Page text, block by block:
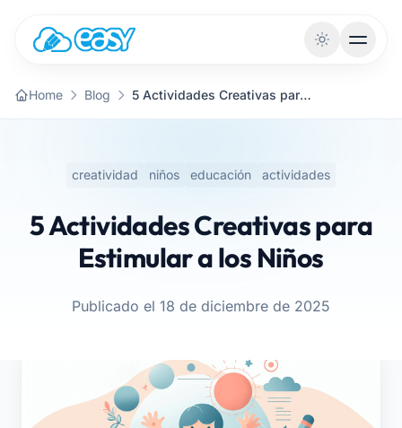
Home Blog 5 Actividades Creativas para Estimular a los Niños
creatividad niños educación actividades
5 Actividades Creativas para
Estimular a los Niños
Publicado el 18 de diciembre de 2025